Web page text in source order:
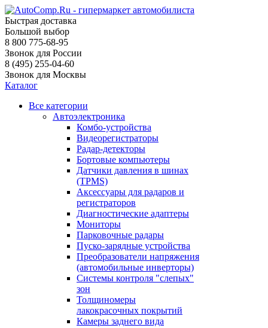
Быстрая доставка
Большой выбор
8 800 775-68-95
Звонок для России
8 (495) 255-04-60
Звонок для Москвы
Каталог
Все категории
Автоэлектроника
Комбо-устройства
Видеорегистраторы
Радар-детекторы
Бортовые компьютеры
Датчики давления в шинах
(TPMS)
Аксессуары для радаров и
регистраторов
Диагностические адаптеры
Мониторы
Парковочные радары
Пуско-зарядные устройства
Преобразователи напряжения
(автомобильные инверторы)
Системы контроля "слепых"
зон
Толщиномеры
лакокрасочных покрытий
Камеры заднего вида